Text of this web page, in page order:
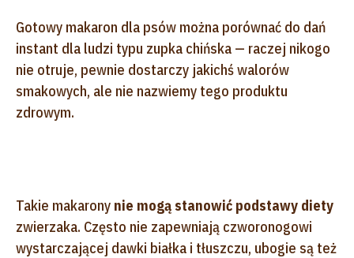
Gotowy makaron dla psów można porównać do dań
instant dla ludzi typu zupka chińska — raczej nikogo
nie otruje, pewnie dostarczy jakichś walorów
smakowych, ale nie nazwiemy tego produktu
zdrowym.
Takie makarony nie mogą stanowić podstawy diety
zwierzaka. Często nie zapewniają czworonogowi
wystarczającej dawki białka i tłuszczu, ubogie są też